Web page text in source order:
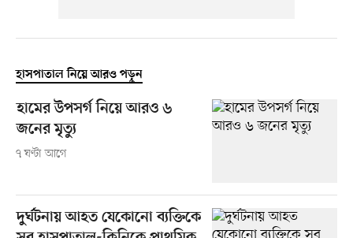
হাসপাতাল নিয়ে আরও পড়ুন
হামের উপসর্গ নিয়ে আরও ৬
জনের মৃত্যু
৭ ঘণ্টা আগে
দুর্ঘটনায় আহত যেকোনো ব্যক্তিকে